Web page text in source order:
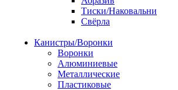
Тиски/Наковальни
Свёрла
Канистры/Воронки
Воронки
Алюминиевые
Металлические
Пластиковые